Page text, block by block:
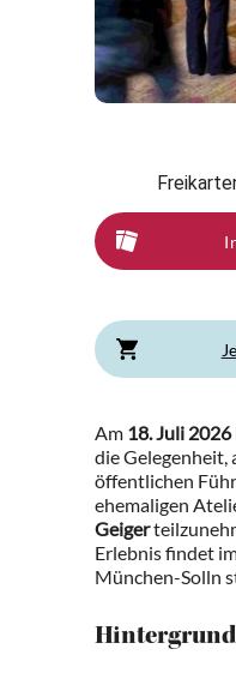
Am 18. Juli 2026
die Gelegenheit,
öffentlichen
ehemaligen
Geiger
Erlebnis findet
München-Solln
Hintergrund